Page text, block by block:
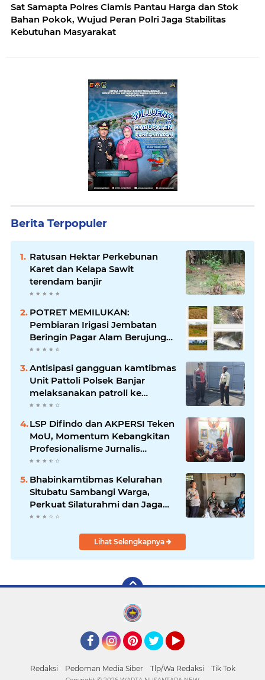
Sat Samapta Polres Ciamis Pantau Harga dan Stok
Bahan Pokok, Wujud Peran Polri Jaga Stabilitas
Kebutuhan Masyarakat
Berita Terpopuler
Ratusan Hektar Perkebunan
Karet dan Kelapa Sawit
terendam banjir
POTRET MEMILUKAN:
Pembiaran Irigasi Jembatan
Beringin Pagar Alam Berujung
'Bencana' Bagi Petani
Antisipasi gangguan kamtibmas
Unit Pattoli Polsek Banjar
melaksanakan patroli ke
tempat-tempat keramaian di
LSP Difindo dan AKPERSI Teken
MoU, Momentum Kebangkitan
Profesionalisme Jurnalis
Nasional
Bhabinkamtibmas Kelurahan
Situbatu Sambangi Warga,
Perkuat Silaturahmi dan Jaga
Kondusivitas Wilayah
Lihat Selengkapnya
Redaksi Pedoman Media Siber Tlp/Wa Redaksi Tik Tok